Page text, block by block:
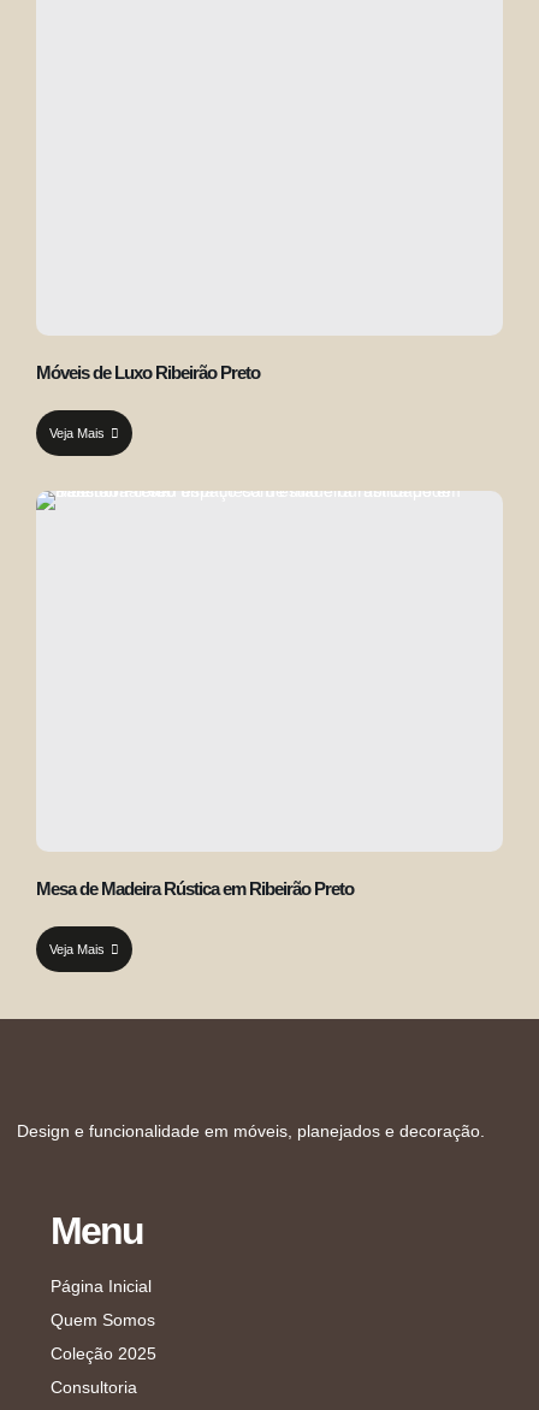
Móveis de Luxo Ribeirão Preto
Veja Mais
Mesa de Madeira Rústica em Ribeirão Preto
Veja Mais
Design e funcionalidade em móveis, planejados e decoração.
Menu
Página Inicial
Quem Somos
Coleção 2025
Consultoria